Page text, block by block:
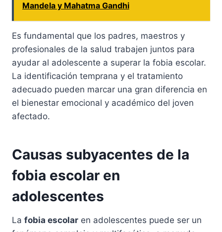
Mandela y Mahatma Gandhi
Es fundamental que los padres, maestros y
profesionales de la salud trabajen juntos para
ayudar al adolescente a superar la fobia escolar.
La identificación temprana y el tratamiento
adecuado pueden marcar una gran diferencia en
el bienestar emocional y académico del joven
afectado.
Causas subyacentes de la
fobia escolar en
adolescentes
La fobia escolar en adolescentes puede ser un